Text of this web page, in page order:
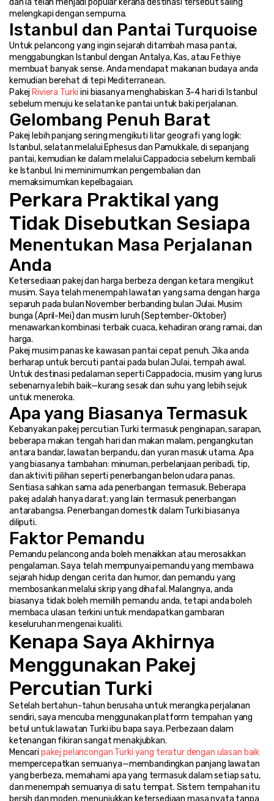
melengkapi dengan sempurna.
Istanbul dan Pantai Turquoise
Untuk pelancong yang ingin sejarah ditambah masa pantai,
menggabungkan Istanbul dengan Antalya, Kas, atau Fethiye
membuat banyak sense. Anda mendapat makanan budaya anda
kemudian berehat di tepi Mediterranean.
Pakej Riviera Turki ini biasanya menghabiskan 3-4 hari di Istanbul
sebelum menuju ke selatan ke pantai untuk baki perjalanan.
Gelombang Penuh Barat
Pakej lebih panjang sering mengikuti litar geografi yang logik:
Istanbul, selatan melalui Ephesus dan Pamukkale, di sepanjang
pantai, kemudian ke dalam melalui Cappadocia sebelum kembali
ke Istanbul. Ini meminimumkan pengembalian dan
memaksimumkan kepelbagaian.
Perkara Praktikal yang
Tidak Disebutkan Sesiapa
Menentukan Masa Perjalanan
Anda
Ketersediaan pakej dan harga berbeza dengan ketara mengikut
musim. Saya telah menempah lawatan yang sama dengan harga
separuh pada bulan November berbanding bulan Julai. Musim
bunga (April-Mei) dan musim luruh (September-Oktober)
menawarkan kombinasi terbaik cuaca, kehadiran orang ramai, dan
harga.
Pakej musim panas ke kawasan pantai cepat penuh. Jika anda
berharap untuk bercuti pantai pada bulan Julai, tempah awal.
Untuk destinasi pedalaman seperti Cappadocia, musim yang lurus
sebenarnya lebih baik—kurang sesak dan suhu yang lebih sejuk
untuk meneroka.
Apa yang Biasanya Termasuk
Kebanyakan pakej percutian Turki termasuk penginapan, sarapan,
beberapa makan tengah hari dan makan malam, pengangkutan
antara bandar, lawatan berpandu, dan yuran masuk utama. Apa
yang biasanya tambahan: minuman, perbelanjaan peribadi, tip,
dan aktiviti pilihan seperti penerbangan belon udara panas.
Sentiasa sahkan sama ada penerbangan termasuk. Beberapa
pakej adalah hanya darat; yang lain termasuk penerbangan
antarabangsa. Penerbangan domestik dalam Turki biasanya
diliputi.
Faktor Pemandu
Pemandu pelancong anda boleh menaikkan atau merosakkan
pengalaman. Saya telah mempunyai pemandu yang membawa
sejarah hidup dengan cerita dan humor, dan pemandu yang
membosankan melalui skrip yang dihafal. Malangnya, anda
biasanya tidak boleh memilih pemandu anda, tetapi anda boleh
membaca ulasan terkini untuk mendapatkan gambaran
keseluruhan mengenai kualiti.
Kenapa Saya Akhirnya
Menggunakan Pakej
Percutian Turki
Setelah bertahun-tahun berusaha untuk merangka perjalanan
sendiri, saya mencuba menggunakan platform tempahan yang
betul untuk lawatan Turki ibu bapa saya. Perbezaan dalam
ketenangan fikiran sangat menakjubkan.
Mencari pakej pelancongan Turki yang teratur dengan ulasan baik
mempercepatkan semuanya—membandingkan panjang lawatan
yang berbeza, memahami apa yang termasuk dalam setiap satu,
dan menempah semuanya di satu tempat. Sistem tempahan itu
bersih dan moden, menunjukkan ketersediaan masa nyata tanpa